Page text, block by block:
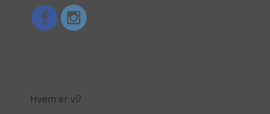
Hvem er vi?